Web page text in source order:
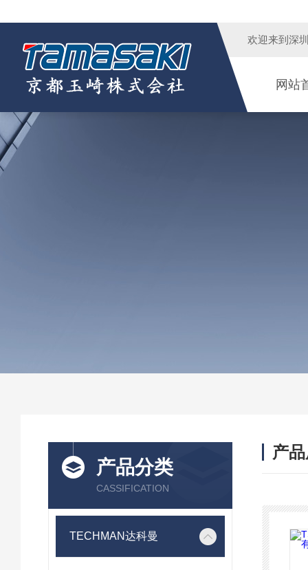
欢迎来到 深
网站
产品分类
CASSIFICATION
TECHMAN达科曼
产